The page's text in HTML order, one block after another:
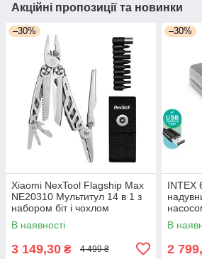
Акційні пропозиції та новинки
–30%
Xiaomi NexTool Flagship Max
NE20310 Мультитул 14 в 1 з
набором біт і чохлом
В наявності
3 149,30 ₴ 4 499 ₴
–30%
INTEX
В
2